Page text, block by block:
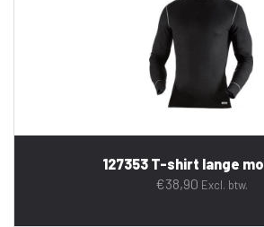
127353 T-shirt lange
€38,90 Excl. btw.